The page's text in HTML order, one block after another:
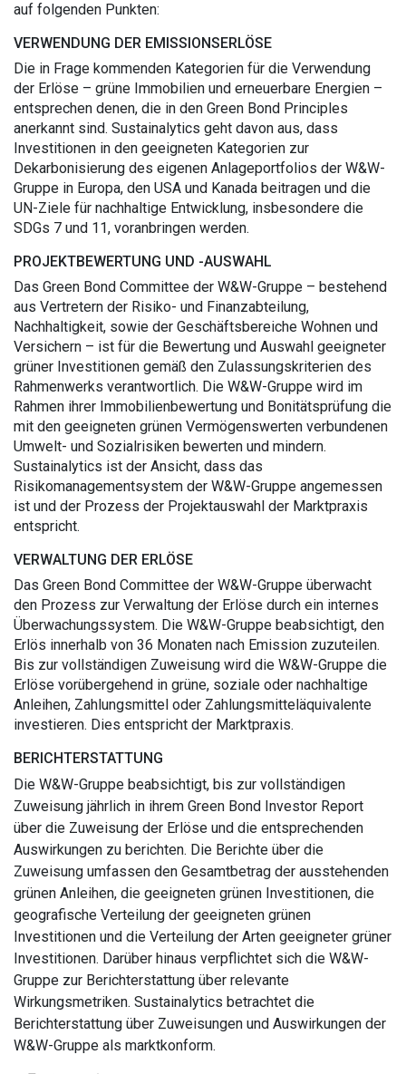
auf folgenden Punkten:
VERWENDUNG DER EMISSIONSERLÖSE
Die in Frage kommenden Kategorien für die Verwendung
der Erlöse – grüne Immobilien und erneuerbare Energien –
entsprechen denen, die in den Green Bond Principles
anerkannt sind. Sustainalytics geht davon aus, dass
Investitionen in den geeigneten Kategorien zur
Dekarbonisierung des eigenen Anlageportfolios der W&W-
Gruppe in Europa, den USA und Kanada beitragen und die
UN-Ziele für nachhaltige Entwicklung, insbesondere die
SDGs 7 und 11, voranbringen werden.
PROJEKTBEWERTUNG UND -AUSWAHL
Das Green Bond Committee der W&W-Gruppe – bestehend
aus Vertretern der Risiko- und Finanzabteilung,
Nachhaltigkeit, sowie der Geschäftsbereiche Wohnen und
Versichern – ist für die Bewertung und Auswahl geeigneter
grüner Investitionen gemäß den Zulassungskriterien des
Rahmenwerks verantwortlich. Die W&W-Gruppe wird im
Rahmen ihrer Immobilienbewertung und Bonitätsprüfung die
mit den geeigneten grünen Vermögenswerten verbundenen
Umwelt- und Sozialrisiken bewerten und mindern.
Sustainalytics ist der Ansicht, dass das
Risikomanagementsystem der W&W-Gruppe angemessen
ist und der Prozess der Projektauswahl der Marktpraxis
entspricht.
VERWALTUNG DER ERLÖSE
Das Green Bond Committee der W&W-Gruppe überwacht
den Prozess zur Verwaltung der Erlöse durch ein internes
Überwachungssystem. Die W&W-Gruppe beabsichtigt, den
Erlös innerhalb von 36 Monaten nach Emission zuzuteilen.
Bis zur vollständigen Zuweisung wird die W&W-Gruppe die
Erlöse vorübergehend in grüne, soziale oder nachhaltige
Anleihen, Zahlungsmittel oder Zahlungsmitteläquivalente
investieren. Dies entspricht der Marktpraxis.
BERICHTERSTATTUNG
Die W&W-Gruppe beabsichtigt, bis zur vollständigen
Zuweisung jährlich in ihrem Green Bond Investor Report
über die Zuweisung der Erlöse und die entsprechenden
Auswirkungen zu berichten. Die Berichte über die
Zuweisung umfassen den Gesamtbetrag der ausstehenden
grünen Anleihen, die geeigneten grünen Investitionen, die
geografische Verteilung der geeigneten grünen
Investitionen und die Verteilung der Arten geeigneter grüner
Investitionen. Darüber hinaus verpflichtet sich die W&W-
Gruppe zur Berichterstattung über relevante
Wirkungsmetriken. Sustainalytics betrachtet die
Berichterstattung über Zuweisungen und Auswirkungen der
W&W-Gruppe als marktkonform.